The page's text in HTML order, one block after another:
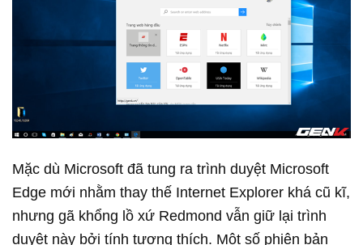
Mặc dù Microsoft đã tung ra trình duyệt Microsoft
Edge mới nhằm thay thế Internet Explorer khá cũ kĩ,
nhưng gã khổng lồ xứ Redmond vẫn giữ lại trình
duyệt này bởi tính tương thích. Một số phiên bản